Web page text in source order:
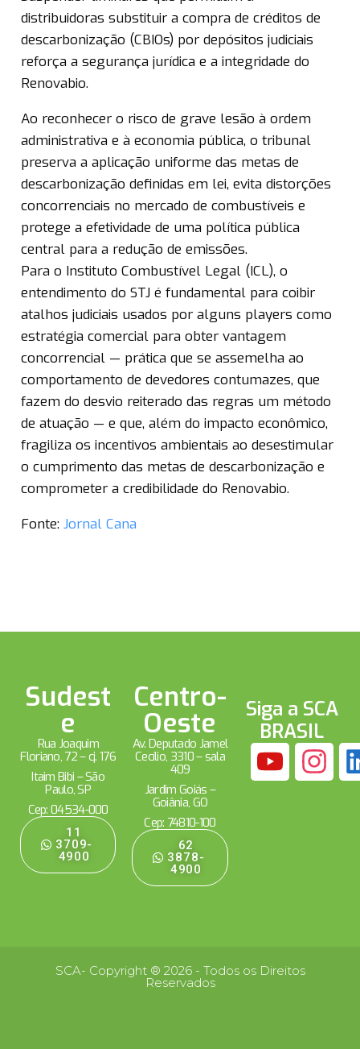
distribuidoras substituir a compra de créditos de
descarbonização (CBIOs) por depósitos judiciais
reforça a segurança jurídica e a integridade do
Renovabio.
Ao reconhecer o risco de grave lesão à ordem
administrativa e à economia pública, o tribunal
preserva a aplicação uniforme das metas de
descarbonização definidas em lei, evita distorções
concorrenciais no mercado de combustíveis e
protege a efetividade de uma política pública
central para a redução de emissões.
Para o Instituto Combustível Legal (ICL), o
entendimento do STJ é fundamental para coibir
atalhos judiciais usados por alguns players como
estratégia comercial para obter vantagem
concorrencial — prática que se assemelha ao
comportamento de devedores contumazes, que
fazem do desvio reiterado das regras um método
de atuação — e que, além do impacto econômico,
fragiliza os incentivos ambientais ao desestimular
o cumprimento das metas de descarbonização e
comprometer a credibilidade do Renovabio.
Fonte: Jornal Cana
Sudest
e
Rua Joaquim
Floriano, 72 – cj. 176
Itaim Bibi – São
Paulo, SP
Cep: 04534-000
11
3709-
4900
Centro-
Oeste
Av. Deputado Jamel
Cecílio, 3310 – sala
409
Jardim Goiás –
Goiânia, GO
Cep: 74810-100
62
3878-
4900
Siga a SCA
BRASIL
SCA- Copyright ® 2026 - Todos os Direitos
Reservados